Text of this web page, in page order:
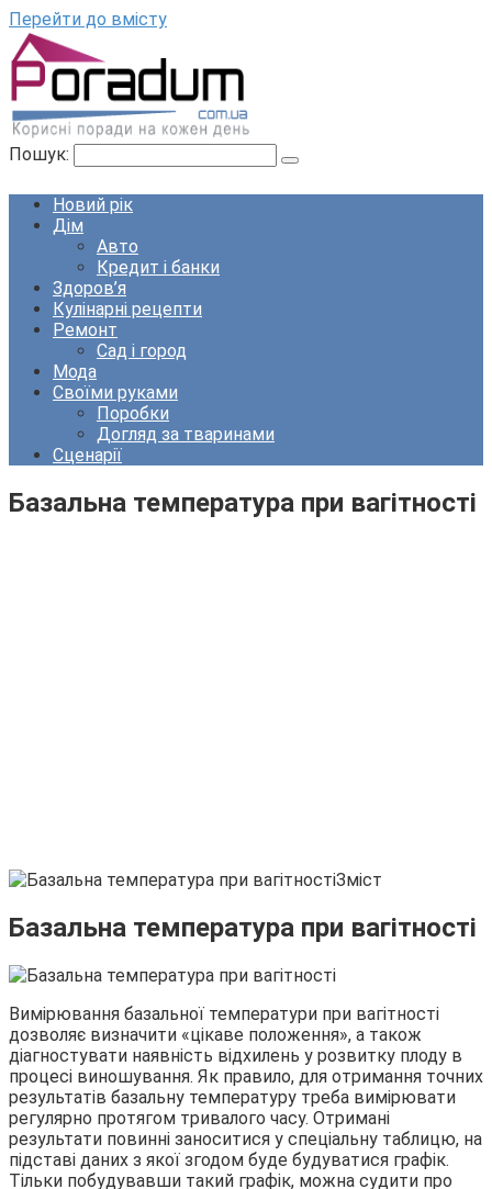
Перейти до вмісту
Пошук:
Новий рік
Дім
Авто
Кредит і банки
Здоров’я
Кулінарні рецепти
Ремонт
Сад і город
Мода
Своїми руками
Поробки
Догляд за тваринами
Сценарії
Базальна температура при вагітності
Зміст
Базальна температура при вагітності
Вимірювання базальної температури при вагітності
дозволяє визначити «цікаве положення», а також
діагностувати наявність відхилень у розвитку плоду в
процесі виношування. Як правило, для отримання точних
результатів базальну температуру треба вимірювати
регулярно протягом тривалого часу. Отримані
результати повинні заноситися у спеціальну таблицю, на
підставі даних з якої згодом буде будуватися графік.
Тільки побудувавши такий графік, можна судити про